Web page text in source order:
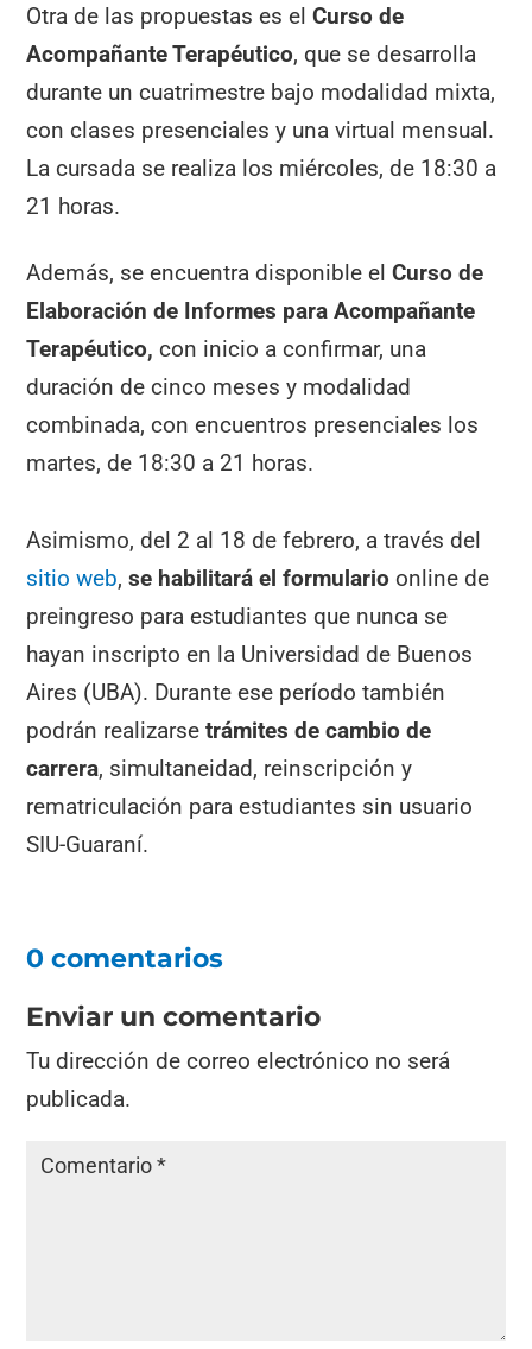
Otra de las propuestas es elCurso de
Acompañante Terapéutico, que se desarrolla
durante un cuatrimestre bajo modalidad mixta,
con clases presenciales y una virtual mensual.
La cursada se realiza los miércoles, de 18:30 a
21 horas.
Además, se encuentra disponible elCurso de
Elaboración de Informes para Acompañante
Terapéutico, con inicio a confirmar, una
duración de cinco meses y modalidad
combinada, con encuentros presenciales los
martes, de 18:30 a 21 horas.
Asimismo, del 2 al 18 de febrero, a través del
sitio web,se habilitará el formulario online de
preingreso para estudiantes que nunca se
hayan inscripto en la Universidad de Buenos
Aires (UBA). Durante ese período también
podrán realizarsetrámites de cambio de
carrera, simultaneidad, reinscripción y
rematriculación para estudiantes sin usuario
SIU-Guaraní.
0 comentarios
Enviar un comentario
Tu dirección de correo electrónico no será
publicada.